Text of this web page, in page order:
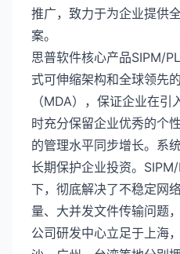
推广，致力于为企业提供
案。
思普软件核心产品SIPM/
式可伸缩架构和全球领先
（MDA），保证企业在
时充分保留企业优秀的个
的管理水平同步增长。系
长期保护企业投资。
下，彻底解决了不稳定网
量、大并发文件传输问题
公司研发中心立足于上海